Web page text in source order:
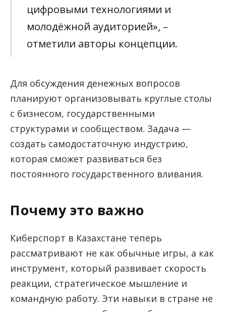
цифровыми технологиями и
молодёжной аудиторией», –
отметили авторы концепции.
Для обсуждения денежных вопросов
планируют организовывать круглые столы
с бизнесом, государственными
структурами и сообществом. Задача —
создать самодостаточную индустрию,
которая сможет развиваться без
постоянного государственного вливания.
Почему это важно
Киберспорт в Казахстане теперь
рассматривают не как обычные игры, а как
инструмент, который развивает скорость
реакции, стратегическое мышление и
командную работу. Эти навыки в стране не